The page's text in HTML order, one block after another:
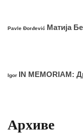
Pavle Đorđević Матија
Igor IN MEMORIAM:
Архиве